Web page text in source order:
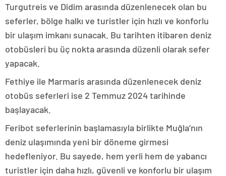
Turgutreis ve Didim arasında düzenlenecek olan bu
seferler, bölge halkı ve turistler için hızlı ve konforlu
bir ulaşım imkanı sunacak. Bu tarihten itibaren deniz
otobüsleri bu üç nokta arasında düzenli olarak sefer
yapacak.
Fethiye ile Marmaris arasında düzenlenecek deniz
otobüs seferleri ise 2 Temmuz 2024 tarihinde
başlayacak.
Feribot seferlerinin başlamasıyla birlikte Muğla’nın
deniz ulaşımında yeni bir döneme girmesi
hedefleniyor. Bu sayede, hem yerli hem de yabancı
turistler için daha hızlı, güvenli ve konforlu bir ulaşım